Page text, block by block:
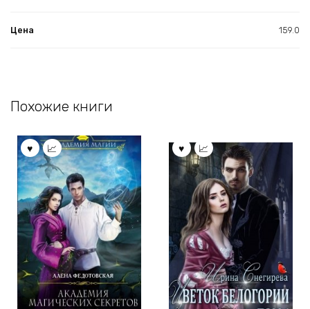
Цена 159.0
Похожие книги